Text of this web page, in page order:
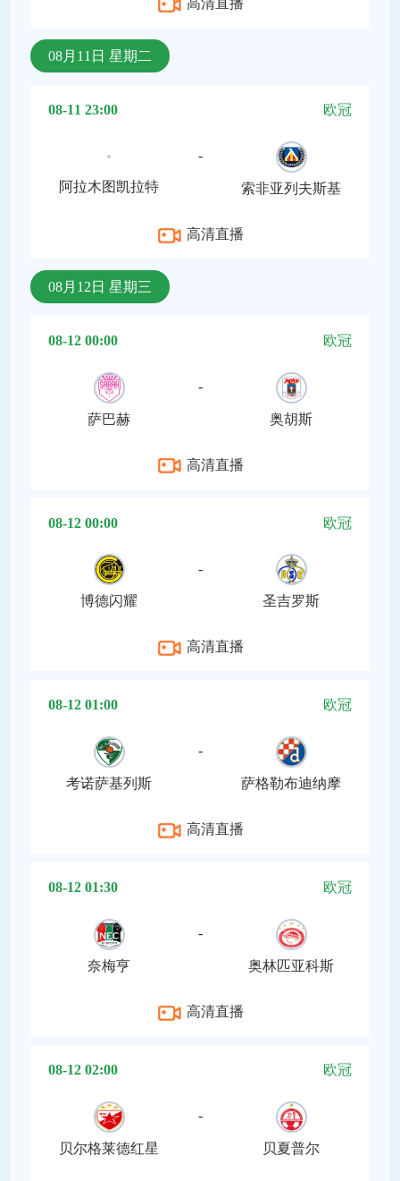
高清直播
08月11日 星期二
08-11 23:00 欧冠
阿拉木图凯拉特
-
索非亚列夫斯基
高清直播
08月12日 星期三
08-12 00:00 欧冠
萨巴赫
-
奥胡斯
高清直播
08-12 00:00 欧冠
博德闪耀
-
圣吉罗斯
高清直播
08-12 01:00 欧冠
考诺萨基列斯
-
萨格勒布迪纳摩
高清直播
08-12 01:30 欧冠
奈梅亨
-
奥林匹亚科斯
高清直播
08-12 02:00 欧冠
贝尔格莱德红星
-
贝夏普尔